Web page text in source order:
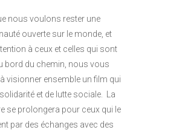
nous voulons rester une
ouverte sur le monde, et
à ceux et celles qui sont
bord du chemin, nous vous
visionner ensemble un film qui
et de lutte sociale. La
se prolongera pour ceux qui le
par des échanges avec des